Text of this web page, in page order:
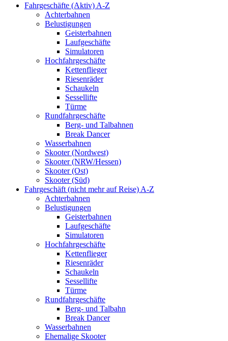
Fahrgeschäfte (Aktiv) A-Z
Achterbahnen
Belustigungen
Geisterbahnen
Laufgeschäfte
Simulatoren
Hochfahrgeschäfte
Kettenflieger
Riesenräder
Schaukeln
Sessellifte
Türme
Rundfahrgeschäfte
Berg- und Talbahnen
Break Dancer
Wasserbahnen
Skooter (Nordwest)
Skooter (NRW/Hessen)
Skooter (Ost)
Skooter (Süd)
Fahrgeschäft (nicht mehr auf Reise) A-Z
Achterbahnen
Belustigungen
Geisterbahnen
Laufgeschäfte
Simulatoren
Hochfahrgeschäfte
Kettenflieger
Riesenräder
Schaukeln
Sessellifte
Türme
Rundfahrgeschäfte
Berg- und Talbahn
Break Dancer
Wasserbahnen
Ehemalige Skooter